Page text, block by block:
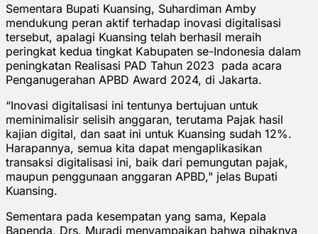
Sementara Bupati Kuansing, Suhardiman Amby
mendukung peran aktif terhadap inovasi digitalisasi
tersebut, apalagi Kuansing telah berhasil meraih
peringkat kedua tingkat Kabupaten se-Indonesia dalam
peningkatan Realisasi PAD Tahun 2023 pada acara
Penganugerahan APBD Award 2024, di Jakarta.
“Inovasi digitalisasi ini tentunya bertujuan untuk
meminimalisir selisih anggaran, terutama Pajak hasil
kajian digital, dan saat ini untuk Kuansing sudah 12%.
Harapannya, semua kita dapat mengaplikasikan
transaksi digitalisasi ini, baik dari pemungutan pajak,
maupun penggunaan anggaran APBD," jelas Bupati
Kuansing.
Sementara pada kesempatan yang sama, Kepala
Bapenda, Drs. Muradi menyampaikan bahwa pihaknya